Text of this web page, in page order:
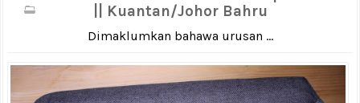
|| Kuantan/Johor Bahru
Dimaklumkan bahawa urusan ...